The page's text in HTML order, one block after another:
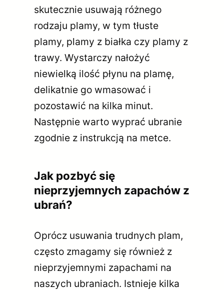
skutecznie usuwają różnego
rodzaju plamy, w tym tłuste
plamy, plamy z białka czy plamy z
trawy. Wystarczy nałożyć
niewielką ilość płynu na plamę,
delikatnie go wmasować i
pozostawić na kilka minut.
Następnie warto wyprać ubranie
zgodnie z instrukcją na metce.
Jak pozbyć się
nieprzyjemnych zapachów z
ubrań?
Oprócz usuwania trudnych plam,
często zmagamy się również z
nieprzyjemnymi zapachami na
naszych ubraniach. Istnieje kilka